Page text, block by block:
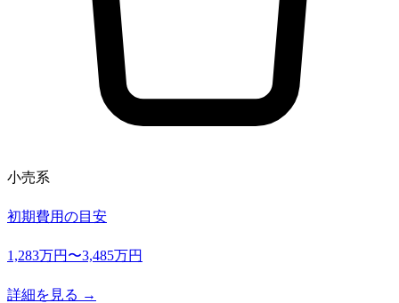
小売系
初期費用の目安
1,283万円〜3,485万円
詳細を見る →